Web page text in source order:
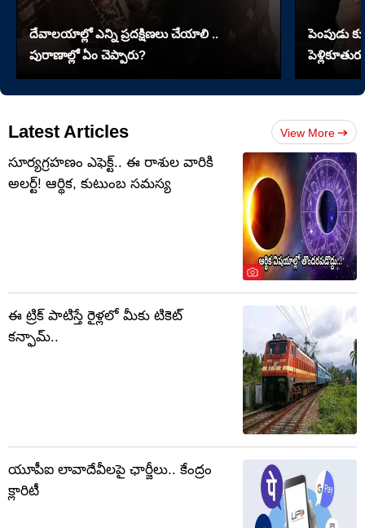
దేవాలయాల్లో ఎన్ని ప్రదక్షిణలు చేయాలి ..
పురాణాల్లో ఏం చెప్పారు?
పెంపుడు
పెళ్లికూతురు
Latest Articles View More
సూర్యగ్రహణం ఎఫెక్ట్.. ఈ రాశుల వారికి
అలర్ట్! ఆర్థిక, కుటుంబ సమస్య
ఈ ట్రిక్ పాటిస్తే రైళ్లలో మీకు టికెట్
కన్ఫామ్..
యూపీఐ లావాదేవీలపై ఛార్జీలు.. కేంద్రం
క్లారిటీ